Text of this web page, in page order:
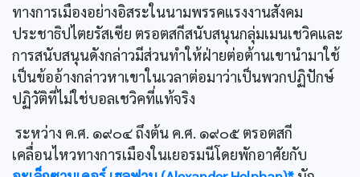
ทางการเมืองอย่างอิสระในนามพรรคแรงงานสังคม
ประชาธิปไตยรัสเซีย ตรอตสกีสนับสนุนกลุ่มเมนเชวิคและ
การสนับสนุนดังกล่าวมีส่วนทำให้ฝ่ายต่อต้านเขานำมาใช้
เป็นข้ออ้างกล่าวหาเขาในเวลาต่อมาว่าเป็นพวกปฏิปักษ์
ปฏิวัติที่ไม่ใช่บอลเชวิคที่แท้จริง
ระหว่าง ค.ศ. ๑๙๐๔ ถึงต้น ค.ศ. ๑๙๐๕ ตรอตสกี
เคลื่อนไหวทางการเมืองในเยอรมนีโดยพักอาศัยกับ